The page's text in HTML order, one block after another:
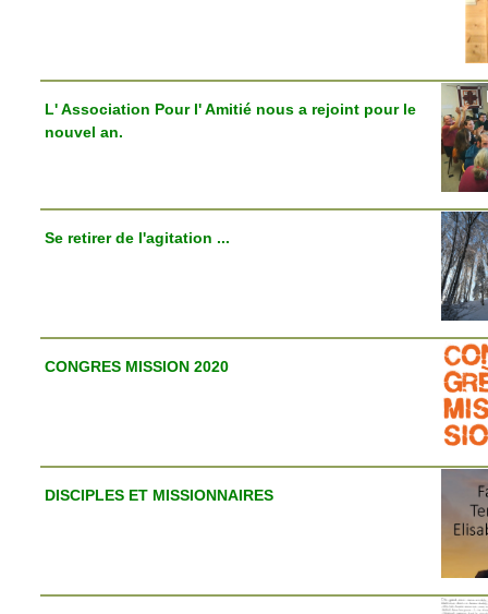
L' Association Pour l' Amitié nous a rejoint pour le
nouvel an.
Se retirer de l'agitation ...
CONGRES MISSION 2020
DISCIPLES ET MISSIONNAIRES